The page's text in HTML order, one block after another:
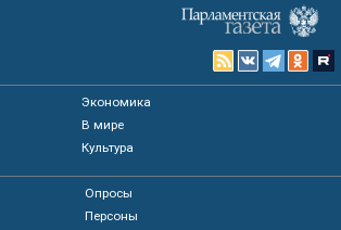
Экономика
В мире
Культура
Опросы
Персоны